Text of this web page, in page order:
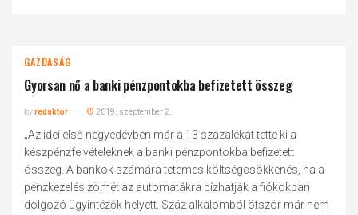
GAZDASÁG
Gyorsan nő a banki pénzpontokba befizetett összeg
byredaktor 2019. szeptember 2.
„Az idei első negyedévben már a 13 százalékát tette ki a
készpénzfelvételeknek a banki pénzpontokba befizetett
összeg. A bankok számára tetemes költségcsökkenés, ha a
pénzkezelés zömét az automatákra bízhatják a fiókokban
dolgozó ügyintézők helyett. Száz alkalomból ötször már nem